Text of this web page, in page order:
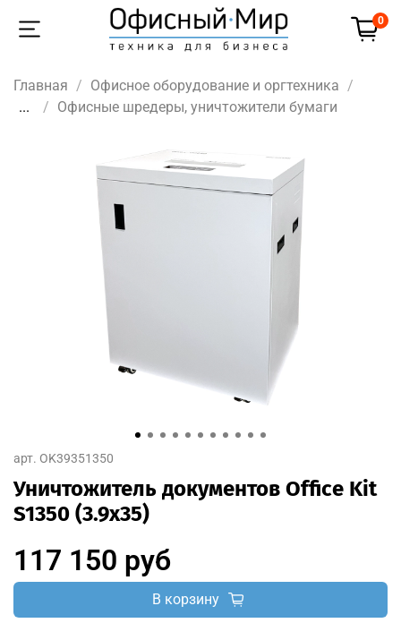
0
Главная
Офисное оборудование и оргтехника
...
Офисные шредеры, уничтожители бумаги
арт. OK39351350
Уничтожитель документов Office Kit
S1350 (3.9x35)
117 150 руб
В корзину